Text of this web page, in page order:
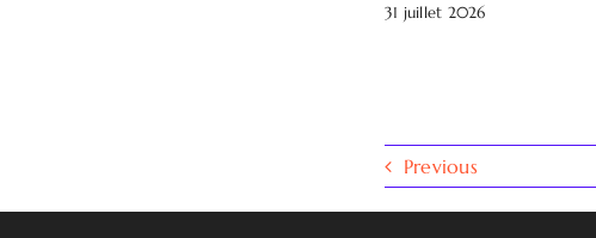
31 juillet 2026
Previous